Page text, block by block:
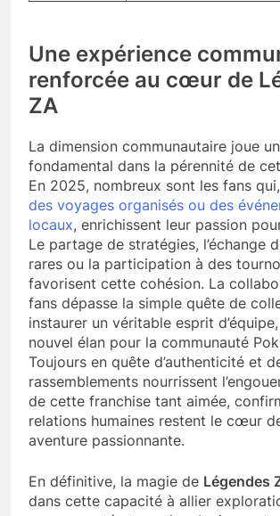
Une expérience
renforcée au cœur de
ZA
La dimension communautaire joue
fondamental dans la pérennité de
En 2025, nombreux sont les fans
des voyages organisés ou des
locaux, enrichissent leur passion
Le partage de stratégies, l’échange
rares ou la participation à des
favorisent cette cohésion. La
fans dépasse la simple quête de
instaurer un véritable esprit
nouvel élan pour la communauté
Toujours en quête d’authenticité et
rassemblements nourrissent
de cette franchise tant aimée,
relations humaines restent le cœur
aventure passionnante.
En définitive, la magie de Légendes
dans cette capacité à allier